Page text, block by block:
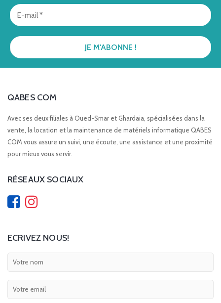
QABES COM
Avec ses deux filiales à Oued-Smar et Ghardaia, spécialisées dans la
vente, la location et la maintenance de matériels informatique QABES
COM vous assure un suivi, une écoute, une assistance et une proximité
pour mieux vous servir.
RÉSEAUX SOCIAUX
ECRIVEZ NOUS!